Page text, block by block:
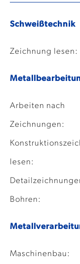
Schweißtechnik
Zeichnung lesen:
Arbeiten nach
Zeichnungen:
lesen:
Bohren:
Maschinenbau: